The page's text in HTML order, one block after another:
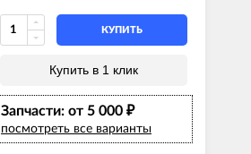
КУПИТЬ
Купить в 1 клик
Запчасти: от 5 000 ₽
посмотреть все варианты